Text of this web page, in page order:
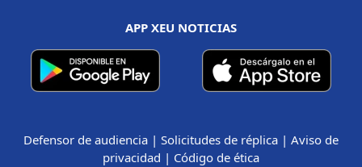
APP XEU NOTICIAS
Defensor de audiencia | Solicitudes de réplica | Aviso de
privacidad | Código de ética